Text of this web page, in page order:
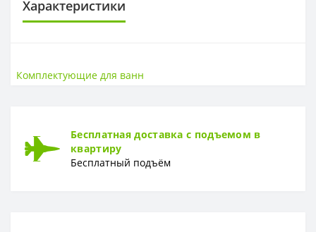
Характеристики
Высота, см
Комплектующие для ванн
Бесплатная доставка с подъемом в
квартиру
Бесплатный подъём